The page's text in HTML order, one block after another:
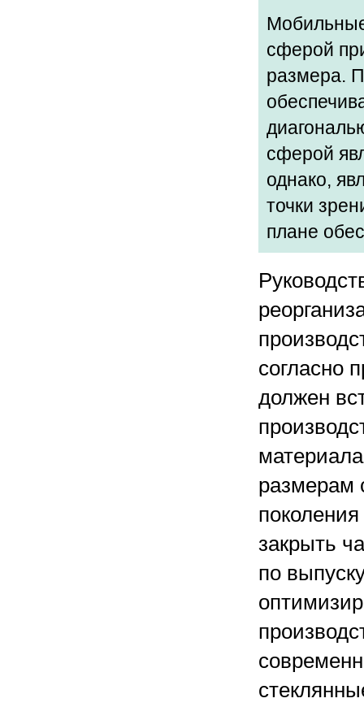
сферой
размера.
сферой
однако,
точки
плане
согласно
должен
размерам
закрыть
по